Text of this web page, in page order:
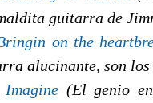
guitarra de
on the
alucinante, son
Imagine (El genio